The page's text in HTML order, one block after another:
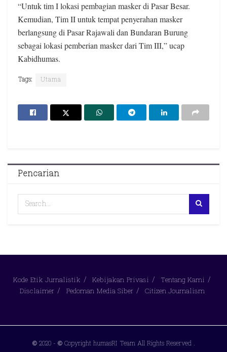
“Untuk tim I lokasi pembagian masker di Pasar Besar.
Kemudian, Tim II untuk tempat penyerahan masker
berlangsung di Pasar Rajawali dan Bundaran Burung
sebagai lokasi pemberian masker dari Tim III,” ucap
Kabidhumas.
Tags: Utama
Pencarian
Kode Etik Jurnalistik Kebijakan Privasi
Tentang Kami
Disclaimer
Pedoman Media Siber Citizen Journalism
© 2020 - © Copyright humasRI Team All Rights Reserved .